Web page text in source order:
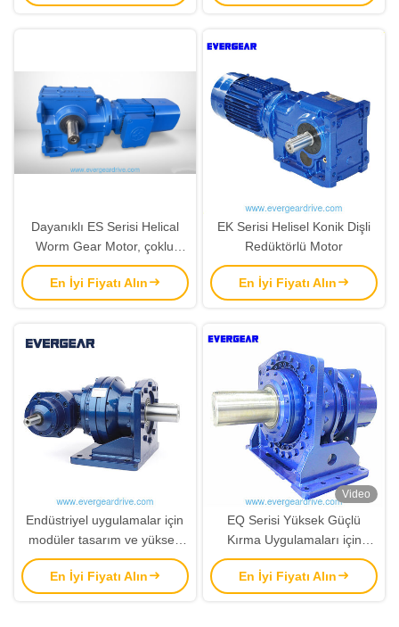
Döner
Dayanıklı ES Serisi Helical
Worm Gear Motor, çoklu
montaj seçenekleri için
0.18KW-22KW güç aralığı ve
92N.m-4000N.m çıkış tork
En İyi Fiyatı Alın
EK Serisi Helisel Konik Dişli
Redüktörlü Motor
En İyi Fiyatı Alın
Endüstriyel uygulamalar için
modüler tasarım ve yüksek
şok karşıtı performanslı EQ
Serisi Sağ Köşeli Gezegen
Düğmesi Redüktörü
En İyi Fiyatı Alın
Video
EQ Serisi Yüksek Güçlü
Kırma Uygulamaları için
Modüler Tasarımlı Sağ Köşeli
Gezegen Düğmesi
Redüktörü
En İyi Fiyatı Alın